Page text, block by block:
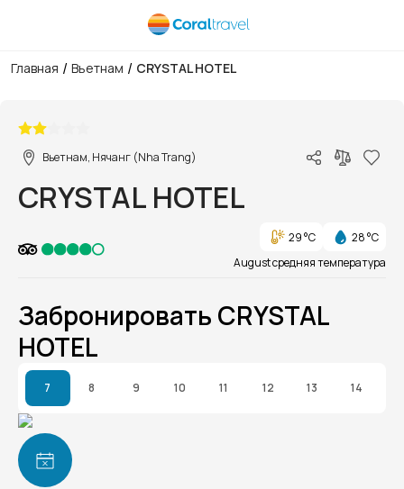
Главная / Вьетнам / CRYSTAL HOTEL
Вьетнам, Нячанг (Nha Trang)
CRYSTAL HOTEL
29 °C
28 °C
August средняя температура
Забронировать CRYSTAL
HOTEL
7 8 9 10 11 12 13 14